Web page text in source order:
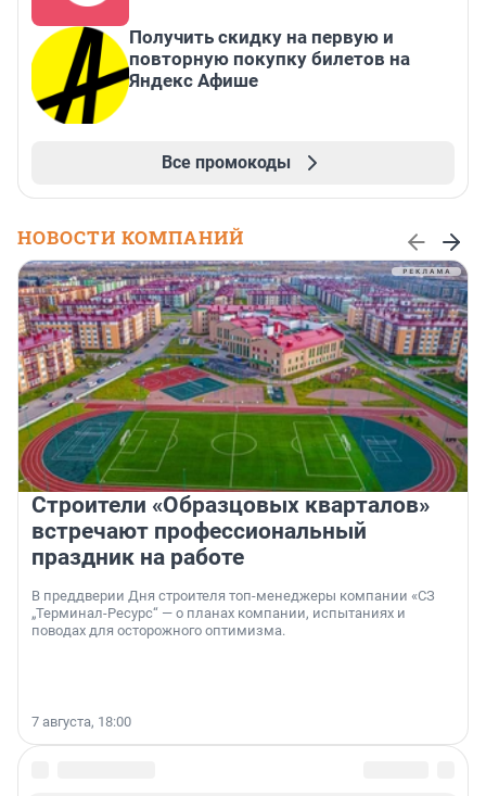
Получить скидку на первую и
повторную покупку билетов на
Яндекс Афише
Все промокоды
НОВОСТИ КОМПАНИЙ
Строители «Образцовых кварталов»
встречают профессиональный
праздник на работе
В преддверии Дня строителя топ-менеджеры компании «СЗ
„Терминал-Ресурс“ — о планах компании, испытаниях и
поводах для осторожного оптимизма.
7 августа, 18:00